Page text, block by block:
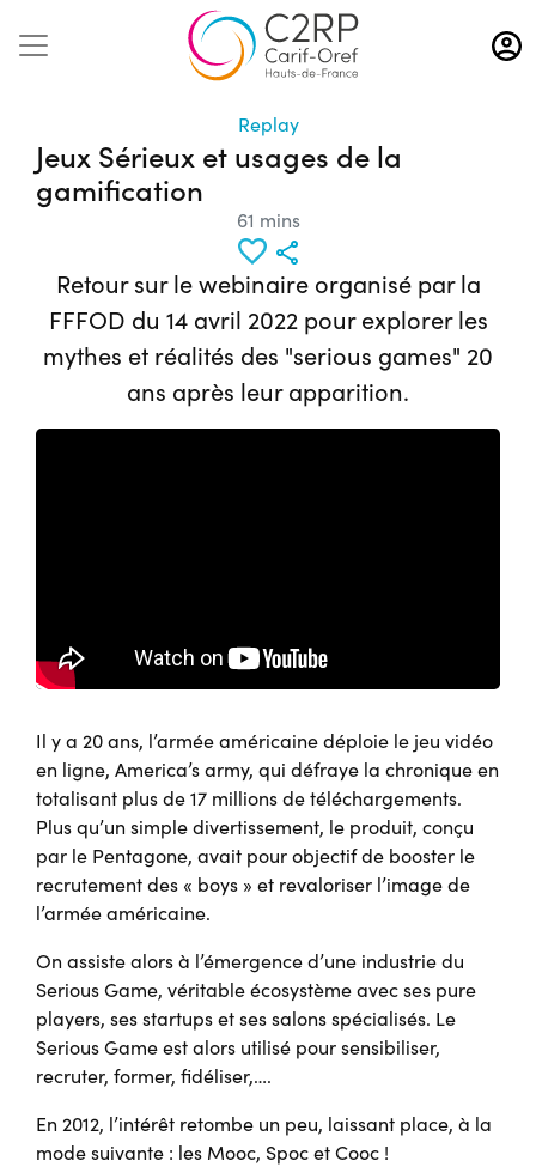
Aller
au
contenu
Replay
Jeux Sérieux et usages de la
gamification
61 mins
Retour sur le webinaire organisé par la
FFFOD du 14 avril 2022 pour explorer les
mythes et réalités des "serious games" 20
ans après leur apparition.
Il y a 20 ans, l’armée américaine déploie le jeu vidéo
en ligne, America’s army, qui défraye la chronique en
totalisant plus de 17 millions de téléchargements.
Plus qu’un simple divertissement, le produit, conçu
par le Pentagone, avait pour objectif de booster le
recrutement des « boys » et revaloriser l’image de
l’armée américaine.
On assiste alors à l’émergence d’une industrie du
Serious Game, véritable écosystème avec ses pure
players, ses startups et ses salons spécialisés. Le
Serious Game est alors utilisé pour sensibiliser,
recruter, former, fidéliser,….
En 2012, l’intérêt retombe un peu, laissant place, à la
mode suivante : les Mooc, Spoc et Cooc !